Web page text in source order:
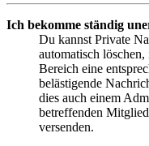
Ich bekomme ständig
Du kannst Private
automatisch
Bereich eine
belästigende
dies auch einem
betreffenden
versenden.